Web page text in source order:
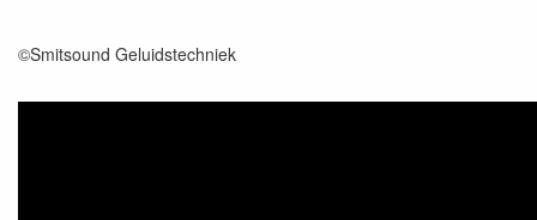
©Smitsound Geluidstechniek